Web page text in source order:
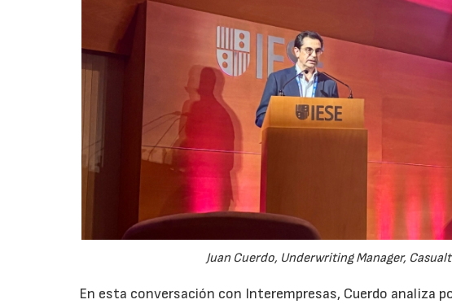
Juan Cuerdo, Underwriting Manager,
En esta conversación con Interempresas, Cuerdo analiza